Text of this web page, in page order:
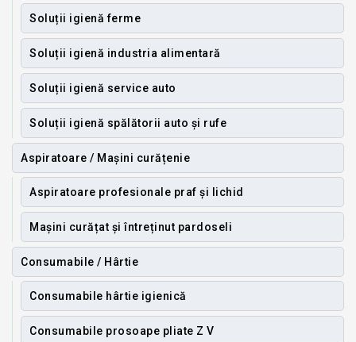
Soluții igienă ferme
Soluții igienă industria alimentară
Soluții igienă service auto
Soluții igienă spălătorii auto și rufe
Aspiratoare / Mașini curățenie
Aspiratoare profesionale praf și lichid
Mașini curățat și întreținut pardoseli
Consumabile / Hârtie
Consumabile hârtie igienică
Consumabile prosoape pliate Z V